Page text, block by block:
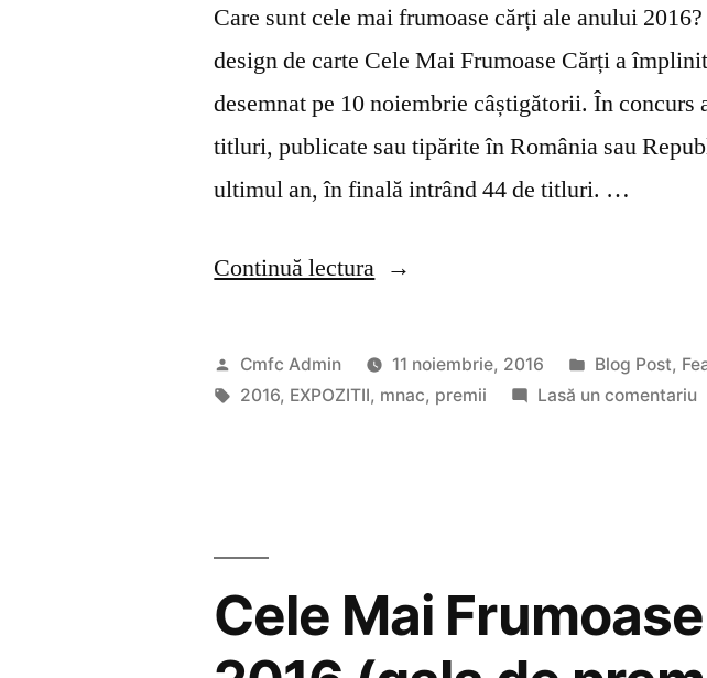
Care sunt cele mai frumoase cărți ale anului
design de carte Cele Mai Frumoase Cărți a
desemnat pe 10 noiembrie câștigătorii. În concurs
titluri, publicate sau tipărite în România sau
ultimul an, în finală intrând 44 de titluri. …
Continuă lectura„Premiile
Mai
Frumoase
Publicat
de
Cmfc Admin 11 noiembrie, 2016
Publicat
în
Blog Post,
Etichete:
2016, EXPOZITII, mnac, premii Lasă un comentariu
Cele Mai